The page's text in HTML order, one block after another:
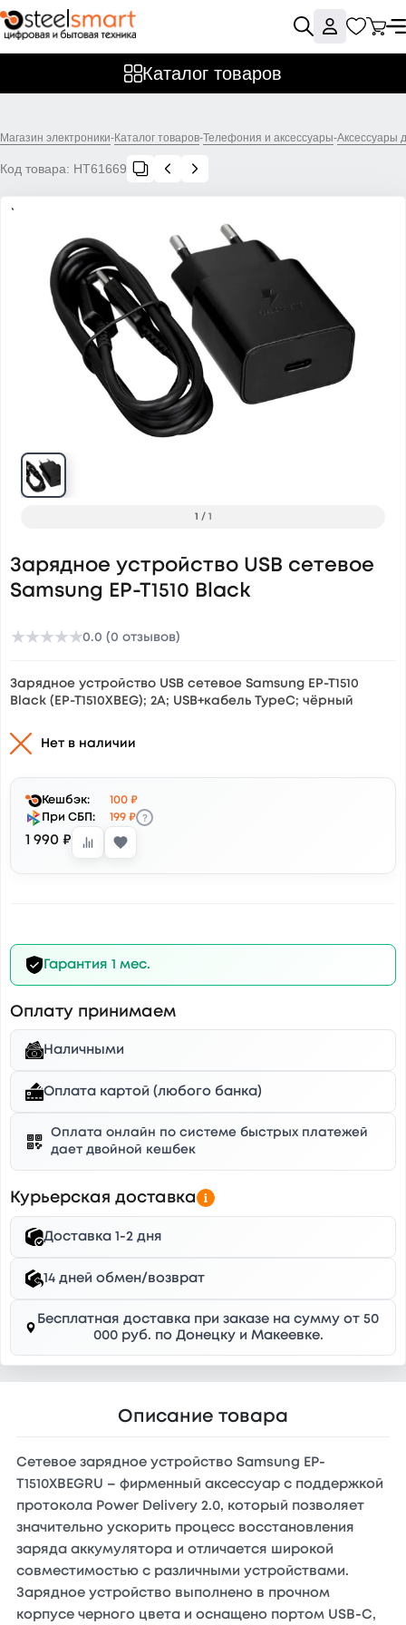
Каталог товаров
Магазин электроники-Каталог товаров-Телефония и аксессуары-Аксессуары
Код товара: НТ61669
1 / 1
Зарядное устройство USB сетевое
Samsung EP-T1510 Black
★★★★★0.0 (0 отзывов)
Зарядное устройство USB сетевое Samsung EP-T1510
Black (EP-T1510XBEG); 2А; USB+кабель TypeC; чёрный
Нет в наличии
Кешбэк:
100 ₽
При СБП:
199 ₽ ?
1 990 ₽
Гарантия 1 мес.
Оплату принимаем
Наличными
Оплата картой (любого банка)
Оплата онлайн по системе быстрых платежей
дает двойной кешбек
Курьерская доставка
Доставка 1-2 дня
14 дней обмен/возврат
Бесплатная доставка при заказе на сумму от 50
000 руб. по Донецку и Макеевке.
Описание товара
Сетевое зарядное устройство Samsung EP-
T1510XBEGRU – фирменный аксессуар с поддержкой
протокола Power Delivery 2.0, который позволяет
значительно ускорить процесс восстановления
заряда аккумулятора и отличается широкой
совместимостью с различными устройствами.
Зарядное устройство выполнено в прочном
корпусе черного цвета и оснащено портом USB-C,